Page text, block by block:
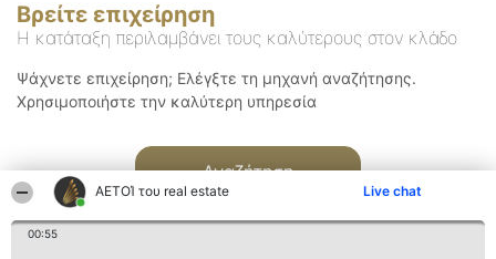
ΑΕΤΟΊ του real estate Live chat
00:55
Βρείτε επιχείρηση
Η κατάταξη περιλαμβάνει τους καλύτερους στον κλάδο
Ψάχνετε επιχείρηση; Ελέγξτε τη μηχανή αναζήτησης.
Χρησιμοποιήστε την καλύτερη υπηρεσία
Αναζήτηση